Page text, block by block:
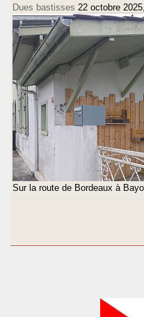
Dues bastisses 22 octobre 2025
Sur la route de Bordeaux à